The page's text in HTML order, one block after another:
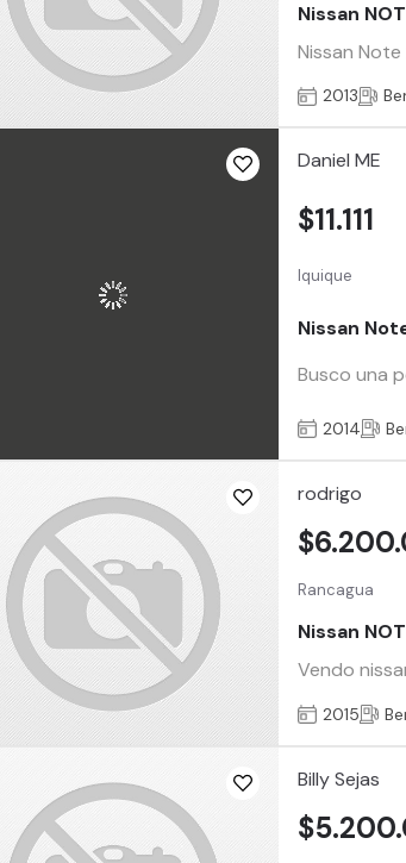
Nissan
Nissan
2013
Daniel ME
Iquique
Nissan
Busco una
$11.111
2014
rodrigo
Rancagua
Nissan
Vendo
2015
Billy Sejas